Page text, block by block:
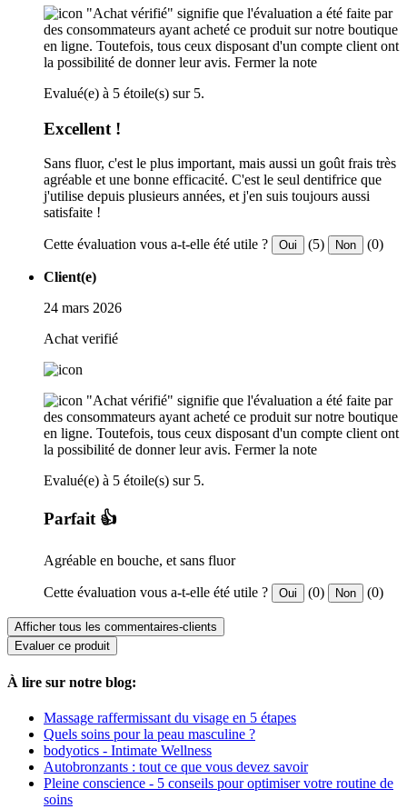
"Achat vérifié" signifie que l'évaluation a été faite par
des consommateurs ayant acheté ce produit sur notre boutique
en ligne. Toutefois, tous ceux disposant d'un compte client ont
la possibilité de donner leur avis. Fermer la note
Evalué(e) à 5 étoile(s) sur 5.
Excellent !
Sans fluor, c'est le plus important, mais aussi un goût frais très
agréable et une bonne efficacité. C'est le seul dentifrice que
j'utilise depuis plusieurs années, et j'en suis toujours aussi
satisfaite !
Cette évaluation vous a-t-elle été utile ? Oui (5) Non (0)
Client(e)
24 mars 2026
Achat verifié
"Achat vérifié" signifie que l'évaluation a été faite par
des consommateurs ayant acheté ce produit sur notre boutique
en ligne. Toutefois, tous ceux disposant d'un compte client ont
la possibilité de donner leur avis. Fermer la note
Evalué(e) à 5 étoile(s) sur 5.
Parfait 👍
Agréable en bouche, et sans fluor
Cette évaluation vous a-t-elle été utile ? Oui (0) Non (0)
Afficher tous les commentaires-clients
Evaluer ce produit
À lire sur notre blog:
Massage raffermissant du visage en 5 étapes
Quels soins pour la peau masculine ?
bodyotics - Intimate Wellness
Autobronzants : tout ce que vous devez savoir
Pleine conscience - 5 conseils pour optimiser votre routine de
soins